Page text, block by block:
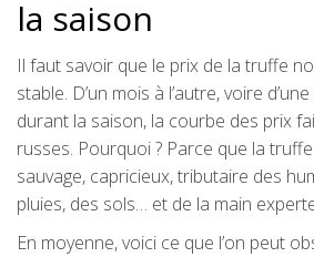
la saison
Il faut savoir que le prix de la truffe
stable. D’un mois à l’autre, voire
durant la saison, la courbe des prix
russes. Pourquoi ? Parce que la
sauvage, capricieux, tributaire des
pluies, des sols… et de la main
En moyenne, voici ce que l’on peut